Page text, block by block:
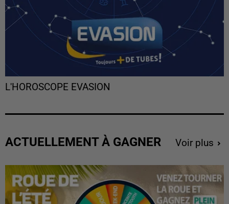
L'HOROSCOPE EVASION
ACTUELLEMENT À GAGNER Voir plus